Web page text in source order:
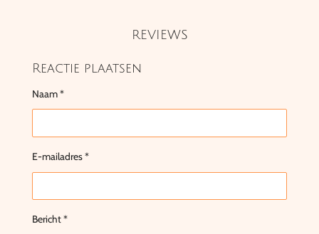
REVIEWS
Reactie plaatsen
Naam *
E-mailadres *
Bericht *